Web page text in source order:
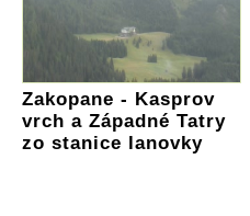
Zakopane - Kasprov
vrch a Západné Tatry
zo stanice lanovky